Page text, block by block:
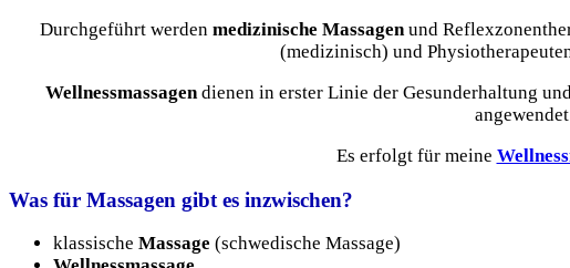
Durchgeführt werden medizinische Massagenund
(medizinisch) und
Wellnessmassagendienen in erster Linie der Gesunderhaltung
Es erfolgt für meine
Was für Massagen gibt es inzwischen?
klassische Massage (schwedische Massage)